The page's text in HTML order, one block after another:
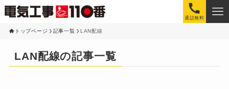
通話無料
トップページ 記事一覧 LAN配線
LAN配線の記事一覧